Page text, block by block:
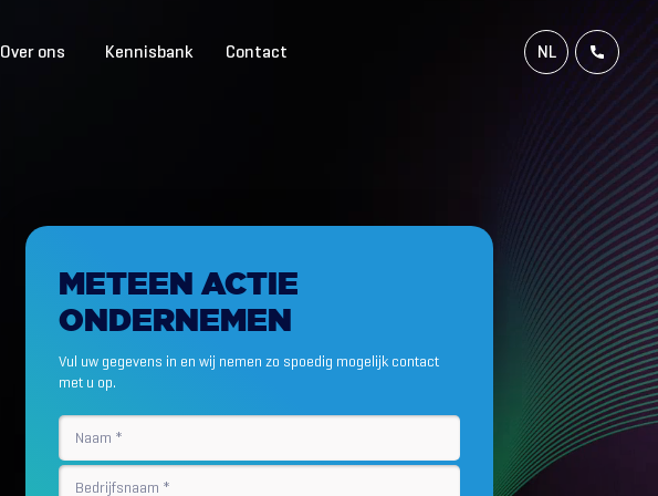
Over ons Kennisbank Contact
NL
DE
METEEN ACTIE
ONDERNEMEN
Vul uw gegevens in en wij nemen zo spoedig mogelijk contact
met u op.
Naam
Bedrijfsnaam